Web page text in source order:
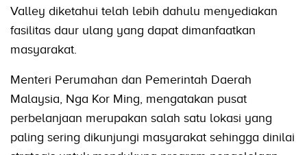
Valley diketahui telah lebih dahulu menyediakan
fasilitas daur ulang yang dapat dimanfaatkan
masyarakat.
Menteri Perumahan dan Pemerintah Daerah
Malaysia, Nga Kor Ming, mengatakan pusat
perbelanjaan merupakan salah satu lokasi yang
paling sering dikunjungi masyarakat sehingga dinilai